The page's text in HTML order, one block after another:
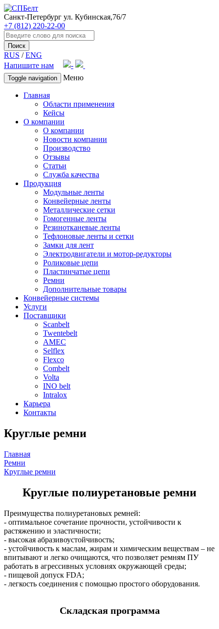
Санкт-Петербург ул. Кубинская,76/7
+7 (812) 220-22-00
Поиск
RUS /ENG
Напишите нам
Toggle navigation Меню
Главная
Области применения
Кейсы
О компании
О компании
Новости компании
Производство
Отзывы
Статьи
Служба качества
Продукция
Модульные ленты
Конвейерные ленты
Металлические сетки
Гомогенные ленты
Резинотканевые ленты
Тефлоновые ленты и сетки
Замки для лент
Электродвигатели и мотор-редукторы
Роликовые цепи
Пластинчатые цепи
Ремни
Дополнительные товары
Конвейерные системы
Услуги
Поставщики
Scanbelt
Twentebelt
АMEC
Selflex
Flexco
Combelt
Volta
INO belt
Intralox
Карьера
Контакты
Круглые ремни
Главная
Ремни
Круглые ремни
Круглые полиуретановые ремни
Преимущества полиуретановых ремней:
- оптимальное сочетание прочности, устойчивости к
растяжению и эластичности;
- высокая абразивоустойчивость;
- устойчивость к маслам, жирам и химическим веществам – не
впитывают и легко очищаются, что позволяет ремням ПУ
работать в агрессивных условиях окружающей среды;
- пищевой допуск FDA;
- легкость соединения с помощью простого оборудования.
Складская программа